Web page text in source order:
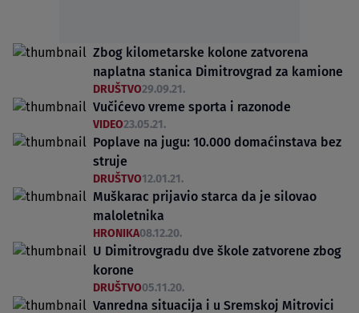
Zbog kilometarske kolone zatvorena
naplatna stanica Dimitrovgrad za kamione
DRUŠTVO29.09.21.
Vučićevo vreme sporta i razonode
VIDEO23.05.21.
Poplave na jugu: 10.000 domaćinstava bez
struje
DRUŠTVO12.01.21.
Muškarac prijavio starca da je silovao
maloletnika
HRONIKA08.12.20.
U Dimitrovgradu dve škole zatvorene zbog
korone
DRUŠTVO05.11.20.
Vanredna situacija i u Sremskoj Mitrovici